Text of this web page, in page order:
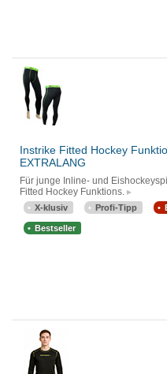
Instrike Fitted Hockey
EXTRALANG
Für junge Inline- und
Fitted Hockey Funktions.
X-klusiv Profi-Tipp
Bestseller